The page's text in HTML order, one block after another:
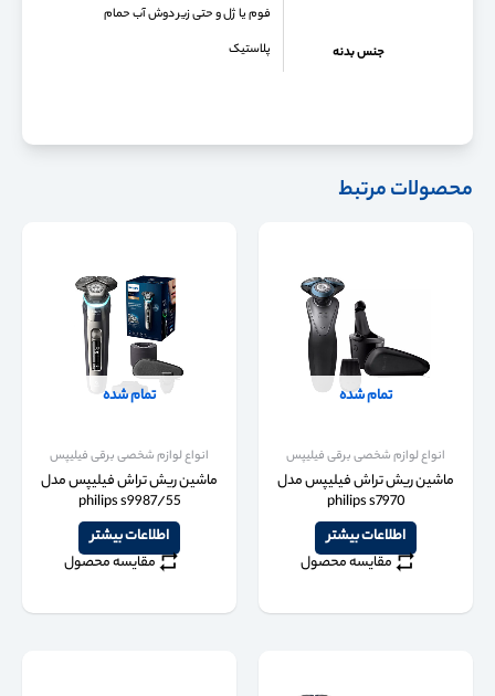
فوم یا ژل و حتی زیر دوش آب حمام
جنس بدنه
پلاستیک
محصولات مرتبط
تمام شده
انواع لوازم شخصی برقی فیلیپس
ماشین ریش تراش فیلیپس مدل
philips s7970
اطلاعات بیشتر
مقایسه محصول
تمام شده
انواع لوازم شخصی برقی فیلیپس
ماشین ریش تراش فیلیپس مدل
philips s9987/55
اطلاعات بیشتر
مقایسه محصول